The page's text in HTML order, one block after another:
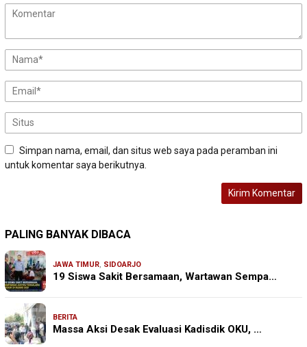
Simpan nama, email, dan situs web saya pada peramban ini
untuk komentar saya berikutnya.
PALING BANYAK DIBACA
JAWA TIMUR, SIDOARJO
19 Siswa Sakit Bersamaan, Wartawan Sempa…
BERITA
Massa Aksi Desak Evaluasi Kadisdik OKU, …